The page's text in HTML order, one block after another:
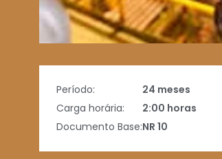
Período:
Carga horária:
Documento Base:
24 meses
2:00 horas
NR 10